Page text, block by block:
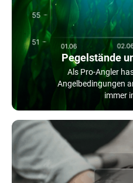
Pegelstände
Als Pro-Angler
Angelbedingungen
immer